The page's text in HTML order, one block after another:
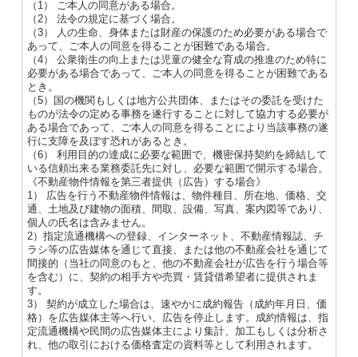
（1） ご本人の同意がある場合。
（2） 法令の規定に基づく場合。
（3） 人の生命、身体または財産の保護のため必要がある場合で
あって、ご本人の同意を得ることが困難である場合。
（4） 公衆衛生の向上または児童の健全な育成の推進のため特に
必要がある場合であって、ご本人の同意を得ることが困難である
とき。
（5）国の機関もしくは地方公共団体、またはその委託を受けた
ものが法令の定める事務を遂行することに対して協力する必要が
ある場合であって、ご本人の同意を得ることにより当該事務の遂
行に支障を及ぼす恐れがあるとき。
（6） 利用目的の達成に必要な範囲で、機密保持契約を締結して
いる信頼出来る業務委託先に対し、必要な範囲で開示する場合。
《不動産物件情報を第三者提供（広告）する場合》
1） 広告を行う不動産物件情報は、物件種目、所在地、価格、交
通、土地及び建物の面積、間取、設備、写真、案内図等であり、
個人の氏名は含みません。
2）指定流通機構への登録、インターネット、不動産情報誌、チ
ラシ等の広告媒体を通じて直接、または他の不動産会社を通じて
間接的（当社の同意のもと、他の不動産会社が広告を行う場合等
を含む）に、契約の相手方や売買・賃貸借希望者に提供されま
す。
3） 契約が成立した場合は、速やかに成約報告（成約年月日、価
格）を広告媒体主等へ行い、広告を停止します。成約情報は、指
定流通機構や民間の広告媒体主により集計、加工もしくは分析さ
れ、他の取引における価格査定の資料等として利用されます。